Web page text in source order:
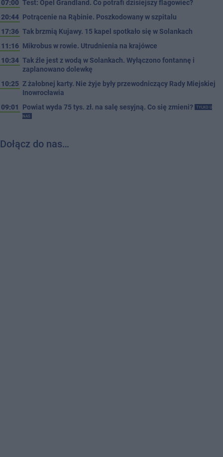
07:00 Test: Opel Grandland. Co potrafi dzisiejszy flagowiec?
20:44 Potrącenie na Rąbinie. Poszkodowany w szpitalu
17:36 Tak brzmią Kujawy. 15 kapel spotkało się w Solankach
11:16 Mikrobus w rowie. Utrudnienia na krajówce
10:34 Tak źle jest z wodą w Solankach. Wyłączono fontannę i
zaplanowano dolewkę
10:25 Z żałobnej karty. Nie żyje były przewodniczący Rady Miejskiej
Inowrocławia
09:01
Powiat wyda 75 tys. zł. na salę sesyjną. Co się zmieni?
TYLKO U
NAS
Dołącz do nas…